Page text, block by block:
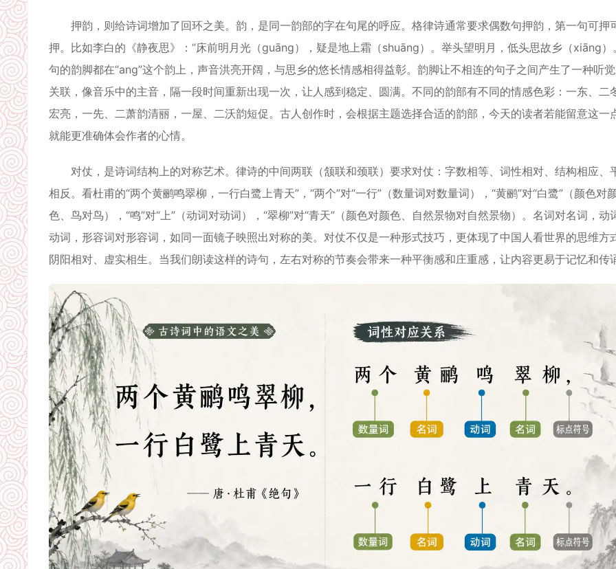
押韵，则给诗词增加了回环之美。韵，是同一韵部的字在句尾的呼应。格律诗通常要求偶数句押韵，第一句可押
押。比如李白的《静夜思》：“床前明月光（guāng），疑是地上霜（shuāng）。举头望明月，低头思故乡（xiāng）
句的韵脚都在“ang”这个韵上，声音洪亮开阔，与思乡的悠长情感相得益彰。韵脚让不相连的句子之间产生了一种听
关联，像音乐中的主音，隔一段时间重新出现一次，让人感到稳定、圆满。不同的韵部有不同的情感色彩：一东、二
宏亮，一先、二萧韵清丽，一屋、二沃韵短促。古人创作时，会根据主题选择合适的韵部，今天的读者若能留意这一
就能更准确体会作者的心情。
对仗，是诗词结构上的对称艺术。律诗的中间两联（颔联和颈联）要求对仗：字数相等、词性相对、结构相应、
相反。看杜甫的“两个黄鹂鸣翠柳，一行白鹭上青天”，“两个”对“一行”（数量词对数量词），“黄鹂”对“白鹭”（颜色对
色、鸟对鸟），“鸣”对“上”（动词对动词），“翠柳”对“青天”（颜色对颜色、自然景物对自然景物）。名词对名词，动
动词，形容词对形容词，如同一面镜子映照出对称的美。对仗不仅是一种形式技巧，更体现了中国人看世界的思维方
阴阳相对、虚实相生。当我们朗读这样的诗句，左右对称的节奏会带来一种平衡感和庄重感，让内容更易于记忆和传